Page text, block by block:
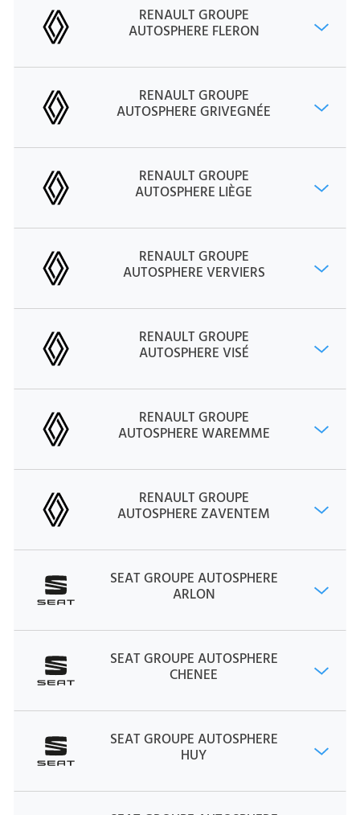
RENAULT GROUPE
AUTOSPHERE FLERON
RENAULT GROUPE
AUTOSPHERE GRIVEGNÉE
RENAULT GROUPE
AUTOSPHERE LIÈGE
RENAULT GROUPE
AUTOSPHERE VERVIERS
RENAULT GROUPE
AUTOSPHERE VISÉ
RENAULT GROUPE
AUTOSPHERE WAREMME
RENAULT GROUPE
AUTOSPHERE ZAVENTEM
SEAT GROUPE AUTOSPHERE
ARLON
SEAT GROUPE AUTOSPHERE
CHENEE
SEAT GROUPE AUTOSPHERE
HUY